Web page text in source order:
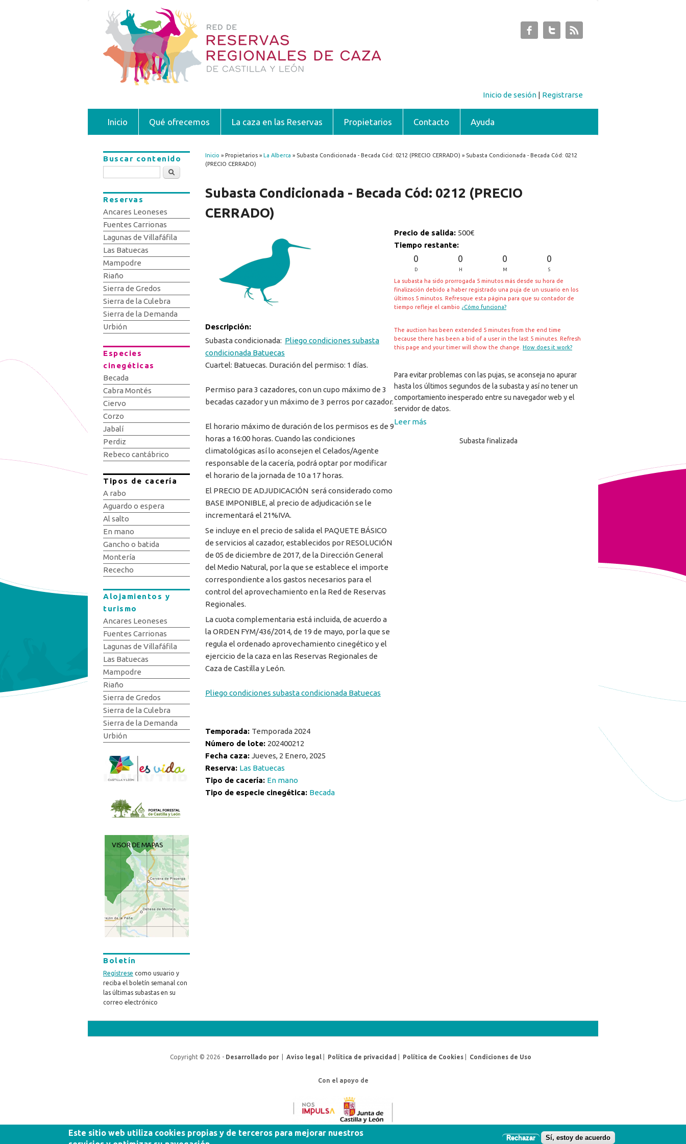
Inicio de sesión | Registrarse
Inicio Qué ofrecemos La caza en las Reservas Propietarios Contacto Ayuda
Se encuentra usted aquí
Inicio » Propietarios » La Alberca » Subasta Condicionada - Becada Cód: 0212 (PRECIO CERRADO) » Subasta Condicionada - Becada Cód: 0212
(PRECIO CERRADO)
Subasta Condicionada - Becada Cód: 0212 (PRECIO
CERRADO)
Descripción:
Subasta condicionada: Pliego condiciones subasta
condicionada Batuecas
Cuartel: Batuecas. Duración del permiso: 1 días.
Permiso para 3 cazadores, con un cupo máximo de 3
becadas cazador y un máximo de 3 perros por cazador.
El horario máximo de duración de los permisos es de 9
horas a 16:00 horas. Cuando las condiciones
climatológicas así lo aconsejen el Celados/Agente
responsable de la cacería, podrá optar por modificar
el horario de la jornada de 10 a 17 horas.
El PRECIO DE ADJUDICACIÓN será considerado como
BASE IMPONIBLE, al precio de adjudicación se le
incrementará el 21%IVA.
Se incluye en el precio de salida el PAQUETE BÁSICO
de servicios al cazador, establecidos por RESOLUCIÓN
de 05 de diciembre de 2017, de la Dirección General
del Medio Natural, por la que se establece el importe
correspondiente a los gastos necesarios para el
control del aprovechamiento en la Red de Reservas
Regionales.
La cuota complementaria está incluida, de acuerdo a
la ORDEN FYM/436/2014, de 19 de mayo, por la que se
regula el ordenado aprovechamiento cinegético y el
ejercicio de la caza en las Reservas Regionales de
Caza de Castilla y León.
Pliego condiciones subasta condicionada Batuecas
Temporada: Temporada 2024
Número de lote: 202400212
Fecha caza: Jueves, 2 Enero, 2025
Reserva: Las Batuecas
Tipo de cacería: En mano
Tipo de especie cinegética: Becada
Precio de salida: 500€
Tiempo restante:
0
D
0
H
0
M
0
S
La subasta ha sido prorrogada 5 minutos más desde su hora de
finalización debido a haber registrado una puja de un usuario en los
últimos 5 minutos. Refresque esta página para que su contador de
tiempo refleje el cambio ¿Cómo funciona?
The auction has been extended 5 minutes from the end time
because there has been a bid of a user in the last 5 minutes. Refresh
this page and your timer will show the change.
How does it work?
Para evitar problemas con las pujas, se aconseja no apurar
hasta los últimos segundos de la subasta y así no tener un
comportamiento inesperado entre su navegador web y el
servidor de datos.
Leer más
Subasta finalizada
Buscar contenido
Buscar
Reservas
Ancares Leoneses
Fuentes Carrionas
Lagunas de Villafáfila
Las Batuecas
Mampodre
Riaño
Sierra de Gredos
Sierra de la Culebra
Sierra de la Demanda
Urbión
Especies
cinegéticas
Becada
Cabra Montés
Ciervo
Corzo
Jabalí
Perdiz
Rebeco cantábrico
Tipos de cacería
A rabo
Aguardo o espera
Al salto
En mano
Gancho o batida
Montería
Rececho
Alojamientos y
turismo
Ancares Leoneses
Fuentes Carrionas
Lagunas de Villafáfila
Las Batuecas
Mampodre
Riaño
Sierra de Gredos
Sierra de la Culebra
Sierra de la Demanda
Urbión
Boletín
Regístrese como usuario y
reciba el boletín semanal con
las últimas subastas en su
correo electrónico
Copyright © 2026 - Desarrollado por| Aviso legal Política de privacidad Política de Cookies| Condiciones de Uso
Con el apoyo de
Este sitio web utiliza cookies propias y de terceros para mejorar nuestros
Rechazar Sí, estoy de acuerdo